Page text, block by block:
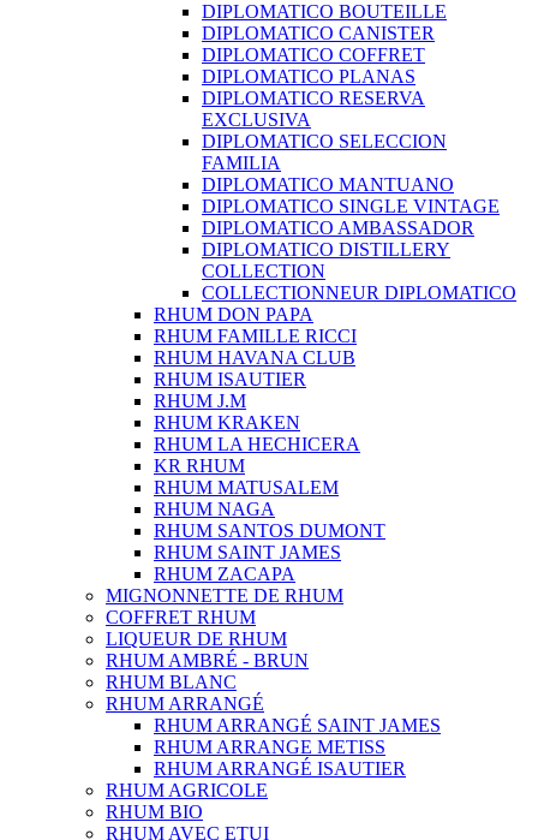
DIPLOMATICO BOUTEILLE
DIPLOMATICO CANISTER
DIPLOMATICO COFFRET
DIPLOMATICO PLANAS
DIPLOMATICO RESERVA
EXCLUSIVA
DIPLOMATICO SELECCION
FAMILIA
DIPLOMATICO MANTUANO
DIPLOMATICO SINGLE VINTAGE
DIPLOMATICO AMBASSADOR
DIPLOMATICO DISTILLERY
COLLECTION
COLLECTIONNEUR DIPLOMATICO
RHUM DON PAPA
RHUM FAMILLE RICCI
RHUM HAVANA CLUB
RHUM ISAUTIER
RHUM J.M
RHUM KRAKEN
RHUM LA HECHICERA
KR RHUM
RHUM MATUSALEM
RHUM NAGA
RHUM SANTOS DUMONT
RHUM SAINT JAMES
RHUM ZACAPA
MIGNONNETTE DE RHUM
COFFRET RHUM
LIQUEUR DE RHUM
RHUM AMBRÉ - BRUN
RHUM BLANC
RHUM ARRANGÉ
RHUM ARRANGÉ SAINT JAMES
RHUM ARRANGE METISS
RHUM ARRANGÉ ISAUTIER
RHUM AGRICOLE
RHUM BIO
RHUM AVEC ETUI